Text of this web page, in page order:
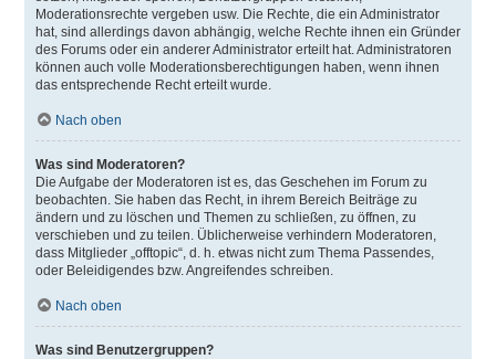
Moderationsrechte vergeben usw. Die Rechte, die ein Administrator
hat, sind allerdings davon abhängig, welche Rechte ihnen ein Gründer
des Forums oder ein anderer Administrator erteilt hat. Administratoren
können auch volle Moderationsberechtigungen haben, wenn ihnen
das entsprechende Recht erteilt wurde.
Nach oben
Was sind Moderatoren?
Die Aufgabe der Moderatoren ist es, das Geschehen im Forum zu
beobachten. Sie haben das Recht, in ihrem Bereich Beiträge zu
ändern und zu löschen und Themen zu schließen, zu öffnen, zu
verschieben und zu teilen. Üblicherweise verhindern Moderatoren,
dass Mitglieder „offtopic“, d. h. etwas nicht zum Thema Passendes,
oder Beleidigendes bzw. Angreifendes schreiben.
Nach oben
Was sind Benutzergruppen?